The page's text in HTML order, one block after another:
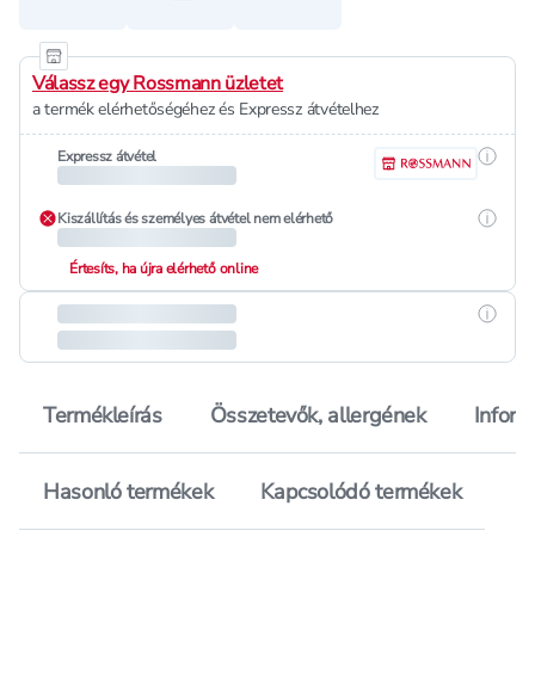
Válassz egy Rossmann üzletet
a termék elérhetőségéhez és Expressz átvételhez
Expressz átvétel
Kiszállítás és személyes átvétel nem elérhető
Értesíts, ha újra elérhető online
Termékleírás Összetevők, allergének
Hasonló termékek Kapcsolódó termékek